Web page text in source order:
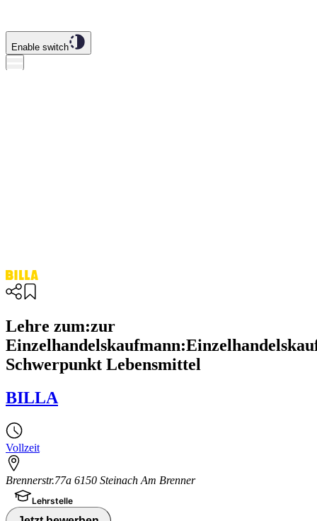
Enable switch
Lehre zum:zur
Schwerpunkt Lebensmittel
BILLA
Vollzeit
Brennerstr.77a 6150 Steinach Am Brenner
Lehrstelle